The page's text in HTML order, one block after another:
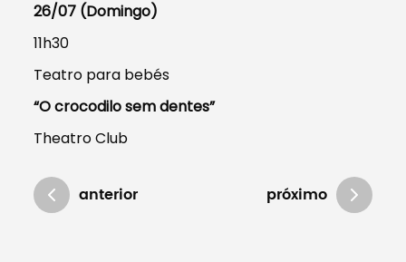
26/07 (Domingo)
11h30
Teatro para bebés
“O crocodilo sem dentes”
Theatro Club
anterior próximo